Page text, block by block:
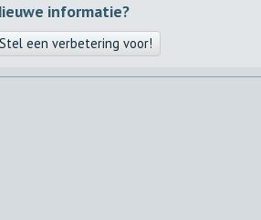
informatie?
Stel een verbetering voor!